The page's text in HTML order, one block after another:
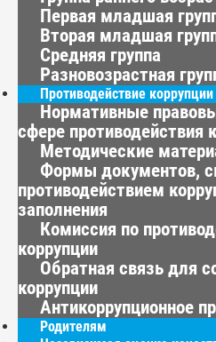
Первая младшая
Вторая младшая
Средняя группа
Разновозрастная
Противодействие коррупции
Нормативные
сфере противодействия
Методические
Формы документов,
противодействием
заполнения
Комиссия по
коррупции
Обратная связь для
коррупции
Антикоррупционное
Родителям